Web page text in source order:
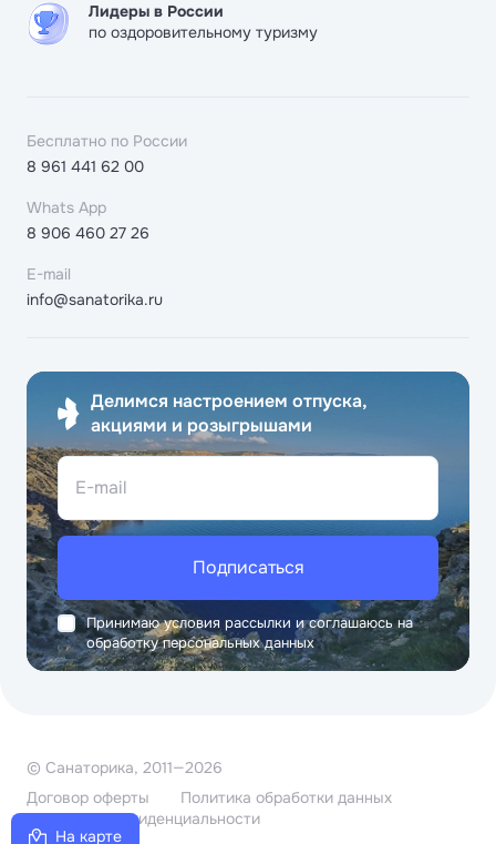
На карте
Лидеры в России
по оздоровительному туризму
Бесплатно по России
8 961 441 62 00
Whats App
8 906 460 27 26
E-mail
info@sanatorika.ru
Делимся настроением отпуска,
акциями и розыгрышами
E-mail
Подписаться
Принимаю условия рассылки и соглашаюсь на
обработку персональных данных
© Санаторика, 2011—2026
Договор оферты
Политика обработки данных
Политика конфиденциальности